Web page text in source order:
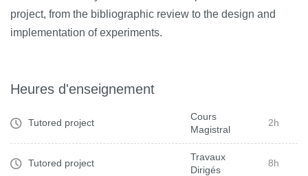
project, from the bibliographic review to the design and
implementation of experiments.
Heures d'enseignement
Tutored project
Cours
Magistral
2h
Tutored project
Travaux
Dirigés
8h